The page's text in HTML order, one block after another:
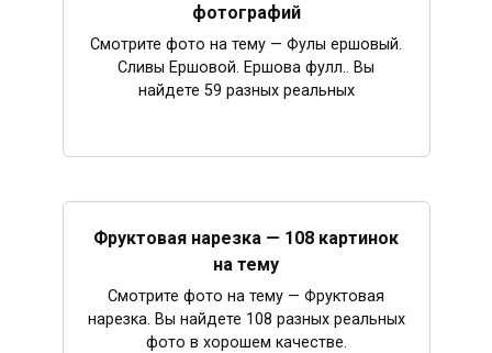
фотографий
Смотрите фото на тему — Фулы ершовый.
Сливы Ершовой. Ершова фулл.. Вы
найдете 59 разных реальных
Фруктовая нарезка — 108 картинок
на тему
Смотрите фото на тему — Фруктовая
нарезка. Вы найдете 108 разных реальных
фото в хорошем качестве.